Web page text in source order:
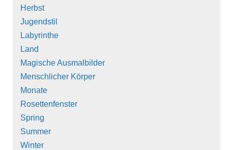
Herbst
Jugendstil
Labyrinthe
Land
Magische Ausmalbilder
Menschlicher Körper
Monate
Rosettenfenster
Spring
Summer
Winter